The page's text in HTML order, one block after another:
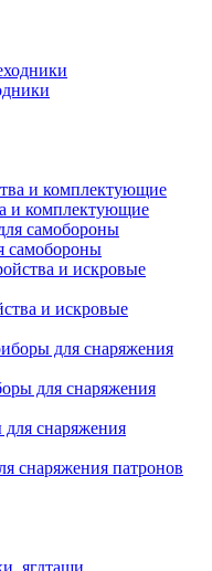
и комплектующие
самобороны
и искровые
для снаряжения
снаряжения патронов